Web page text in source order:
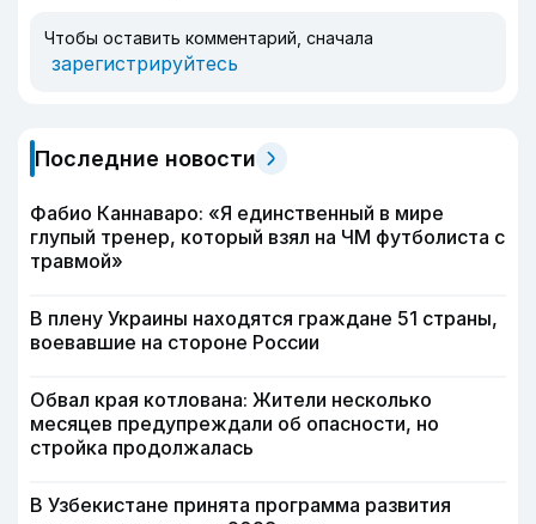
Чтобы оставить комментарий, сначала
зарегистрируйтесь
Последние новости
Фабио Каннаваро: «Я единственный в мире
глупый тренер, который взял на ЧМ футболиста с
травмой»
В плену Украины находятся граждане 51 страны,
воевавшие на стороне России
Обвал края котлована: Жители несколько
месяцев предупреждали об опасности, но
стройка продолжалась
В Узбекистане принята программа развития